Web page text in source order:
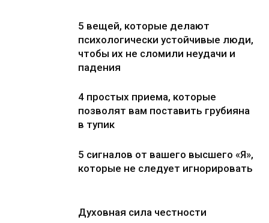
5 вещей, которые делают
психологически устойчивые люди,
чтобы их не сломили неудачи и
падения
4 простых приема, которые
позволят вам поставить грубияна
в тупик
5 сигналов от вашего высшего «Я»,
которые не следует игнорировать
Духовная сила честности